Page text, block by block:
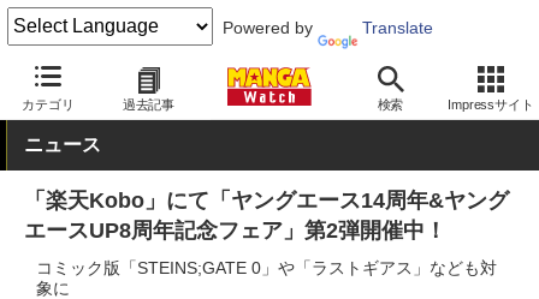
Powered by Translate
カテゴリ 過去記事 検索 Impressサイト
MANGA Watch セール
ニュース
「楽天Kobo」にて「ヤングエース14周年&ヤング
エースUP8周年記念フェア」第2弾開催中！
コミック版「STEINS;GATE 0」や「ラストギアス」なども対
象に